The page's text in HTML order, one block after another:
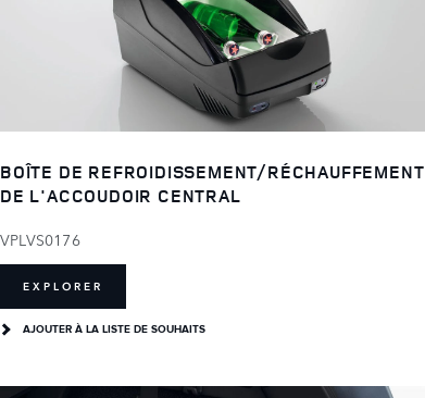
BOÎTE DE REFROIDISSEMENT/RÉCHAUFFEMENT
DE L'ACCOUDOIR CENTRAL
VPLVS0176
EXPLORER
AJOUTER À LA LISTE DE SOUHAITS